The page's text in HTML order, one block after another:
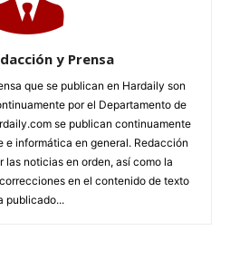
y Prensa
que se publican en Hardaily son
por el Departamento de
se publican continuamente
e informática en general. Redacción
las noticias en orden, así como la
en el contenido de texto
publicado...